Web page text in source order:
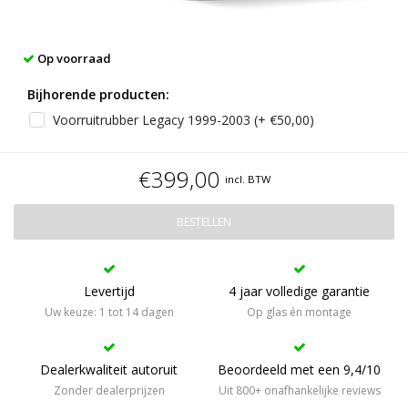
Op voorraad
Bijhorende producten:
Voorruitrubber Legacy 1999-2003 (+ €50,00)
€399,00 incl. BTW
BESTELLEN
Levertijd
Uw keuze: 1 tot 14 dagen
4 jaar volledige garantie
Op glas én montage
Dealerkwaliteit autoruit
Zonder dealerprijzen
Beoordeeld met een 9,4/10
Uit 800+ onafhankelijke reviews